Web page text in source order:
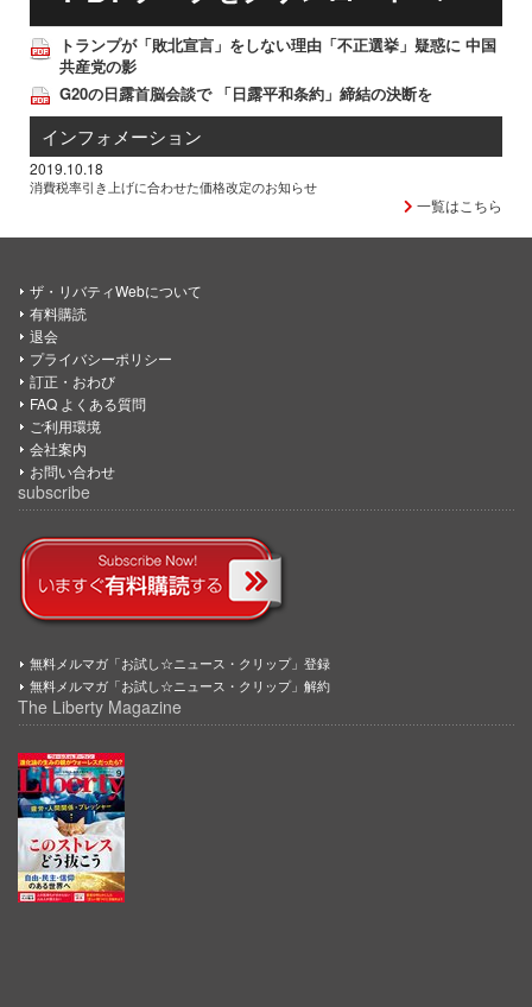
トランプが「敗北宣言」をしない理由「不正選挙」疑惑に 中国
共産党の影
G20の日露首脳会談で 「日露平和条約」締結の決断を
インフォメーション
2019.10.18
消費税率引き上げに合わせた価格改定のお知らせ
一覧はこちら
ザ・リバティWebについて
有料購読
退会
プライバシーポリシー
訂正・おわび
FAQ よくある質問
ご利用環境
会社案内
お問い合わせ
subscribe
無料メルマガ「お試し☆ニュース・クリップ」登録
無料メルマガ「お試し☆ニュース・クリップ」解約
The Liberty Magazine